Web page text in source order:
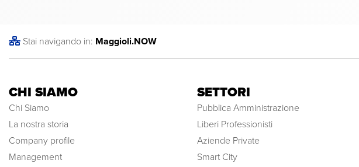
Stai navigando in: Maggioli.NOW
CHI SIAMO
Chi Siamo
La nostra storia
Company profile
Management
SETTORI
Pubblica Amministrazione
Liberi Professionisti
Aziende Private
Smart City